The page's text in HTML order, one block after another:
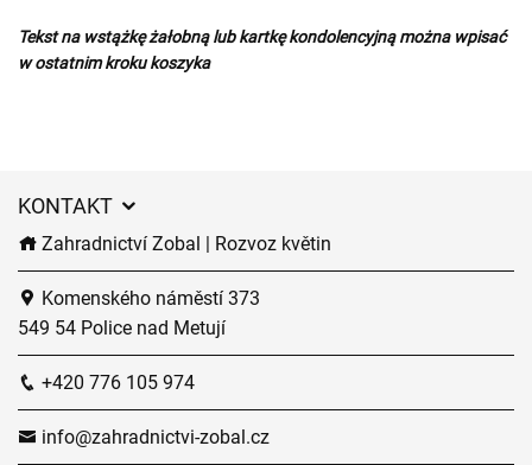
Tekst na wstążkę żałobną lub kartkę kondolencyjną można wpisać
w ostatnim kroku koszyka
KONTAKT
Zahradnictví Zobal | Rozvoz květin
Komenského náměstí 373
549 54 Police nad Metují
+420 776 105 974
info@zahradnictvi-zobal.cz